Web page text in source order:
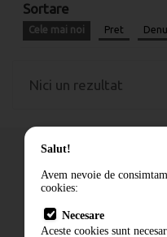
Sortare
Cele mai noi Pret
Nici un rezultat
Cum comand
Livrare
Salut!
Avem nevoie de
cookies:
Necesare
Aceste cookies sunt